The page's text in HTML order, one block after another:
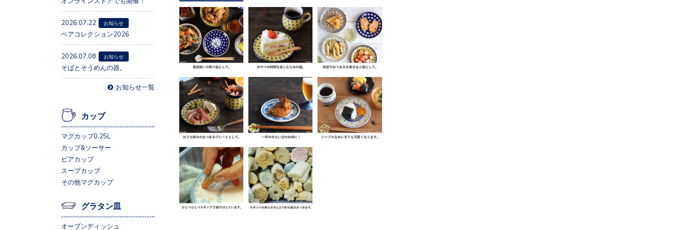
2026.07.22 お知らせ
ペアコレクション2026
2026.07.08 お知らせ
そばとそうめんの器。
お知らせ一覧
カップ
マグカップ0.25L
カップ&ソーサー
ビアカップ
スープカップ
その他マグカップ
グラタン皿
オーブンディッシュ